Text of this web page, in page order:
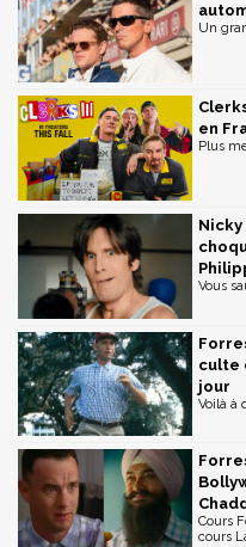
Un
en
Plus
Nicky
Vous
culte
jour
Voilà à
Cours
cours